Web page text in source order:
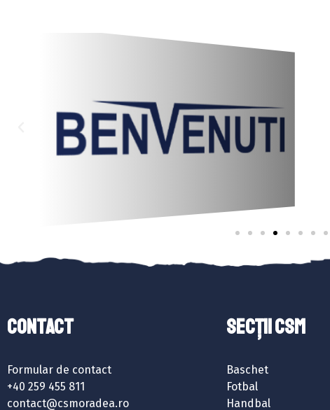
Contact
Formular de contact
+40 259 455 811
contact@csmoradea.ro
SECȚII CSM
Baschet
Fotbal
Handbal